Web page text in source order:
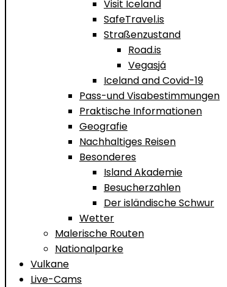
Visit Iceland
SafeTravel.is
Straßenzustand
Road.is
Vegasjá
Iceland and Covid-19
Pass-und Visabestimmungen
Praktische Informationen
Geografie
Nachhaltiges Reisen
Besonderes
Island Akademie
Besucherzahlen
Der isländische Schwur
Wetter
Malerische Routen
Nationalparke
Vulkane
Live-Cams